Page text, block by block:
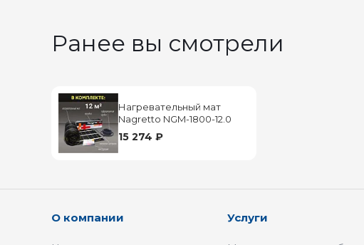
Ранее вы смотрели
Нагревательный мат
Nagretto NGM-1800-12.0
15 274 ₽
О компании Услуги